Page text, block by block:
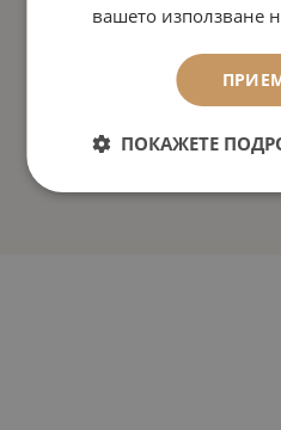
вашето използване
ПОКАЖЕТЕ